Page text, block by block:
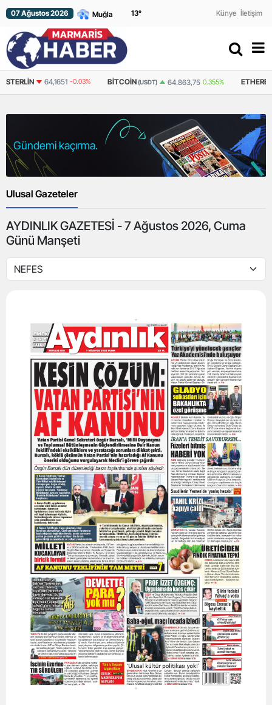
07 Ağustos 2026 13° Künye İletişim
STERLIN 64,1651 -0.03% BITCOIN(USDT) 64.863,75 0.355%
Gündemi kaçırma.
Ulusal Gazeteler
AYDINLIK GAZETESİ - 7 Ağustos 2026, Cuma
Günü Manşeti